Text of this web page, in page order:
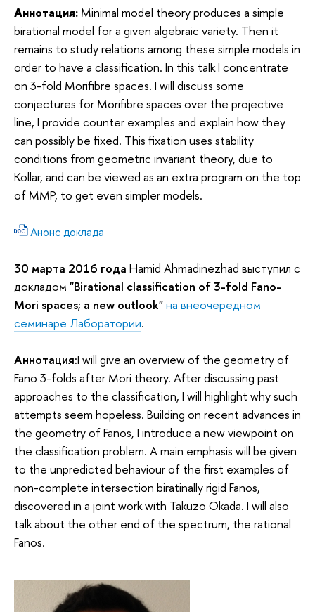
Аннотация: Minimal model theory produces a simple
birational model for a given algebraic variety. Then it
remains to study relations among these simple models in
order to have a classification. In this talk I concentrate
on 3-fold Morifibre spaces. I will discuss some
conjectures for Morifibre spaces over the projective
line, I provide counter examples and explain how they
can possibly be fixed. This fixation uses stability
conditions from geometric invariant theory, due to
Kollar, and can be viewed as an extra program on the top
of MMP, to get even simpler models.
Анонс доклада
30 марта 2016 года Hamid Ahmadinezhad выступил с
докладом "Birational classification of 3-fold Fano-
Mori spaces; a new outlook"на внеочередном
семинаре Лаборатории.
Аннотация:I will give an overview of the geometry of
Fano 3-folds after Mori theory. After discussing past
approaches to the classification, I will highlight why such
attempts seem hopeless. Building on recent advances in
the geometry of Fanos, I introduce a new viewpoint on
the classification problem. A main emphasis will be given
to the unpredicted behaviour of the first examples of
non-complete intersection biratinally rigid Fanos,
discovered in a joint work with Takuzo Okada. I will also
talk about the other end of the spectrum, the rational
Fanos.